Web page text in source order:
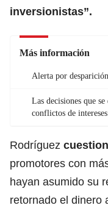
inversionistas”.
Más información
Alerta por
Las decisiones que
conflictos de intereses
Rodríguez
promotores con
hayan asumido su
retornado el dinero